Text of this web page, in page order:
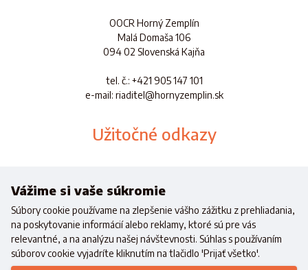
OOCR Horný Zemplín
Malá Domaša 106
094 02 Slovenská Kajňa
tel. č.: +421 905 147 101
e-mail: riaditel@hornyzemplin.sk
Užitočné odkazy
Aplikácia
Realizované s finančnou podporouMinisterstva cestovného ruchu a
Vážime si vaše súkromie
Súbory cookie používame na zlepšenie vášho zážitku z prehliadania,
na poskytovanie informácií alebo reklamy, ktoré sú pre vás
relevantné, a na analýzu našej návštevnosti. Súhlas s používaním
súborov cookie vyjadríte kliknutím na tlačidlo 'Prijať všetko'.